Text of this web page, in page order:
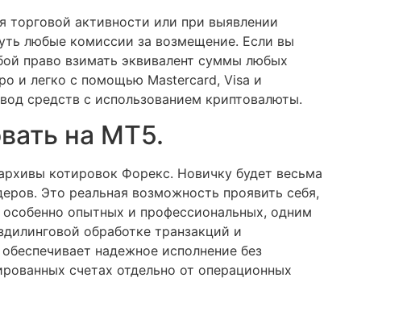
торговой активности или при выявлении
любые комиссии за возмещение. Если вы
право взимать эквивалент суммы любых
и легко с помощью Mastercard, Visa и
средств с использованием криптовалюты.
на MT5.
котировок Форекс. Новичку будет весьма
Это реальная возможность проявить себя,
особенно опытных и профессиональных, одним
обработке транзакций и
надежное исполнение без
счетах отдельно от операционных